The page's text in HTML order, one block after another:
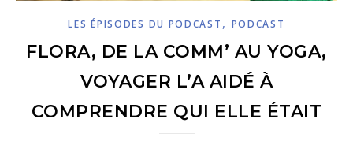
LES ÉPISODES DU PODCAST , PODCAST
FLORA, DE LA COMM’ AU YOGA,
VOYAGER L’A AIDÉ À
COMPRENDRE QUI ELLE ÉTAIT